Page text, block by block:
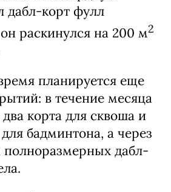
на месте бывшего
Velly, заняв более
метров. В
уже
падел-корта (один
сингл-корта) и зона
Рекордную
дабл-корт фулл
раскинулся на 200 м